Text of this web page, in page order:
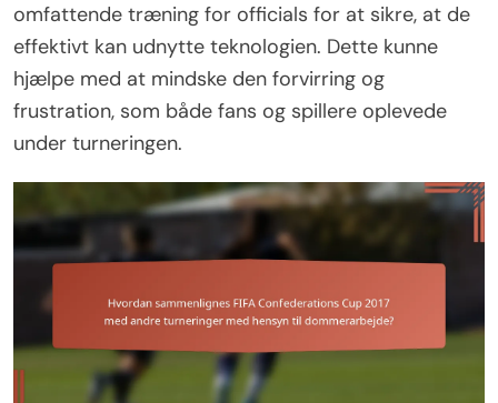
omfattende træning for officials for at sikre, at de
effektivt kan udnytte teknologien. Dette kunne
hjælpe med at mindske den forvirring og
frustration, som både fans og spillere oplevede
under turneringen.